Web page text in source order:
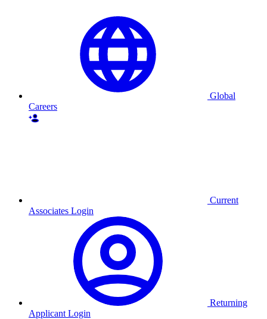
Global
Careers
Current
Associates Login
Returning
Applicant Login